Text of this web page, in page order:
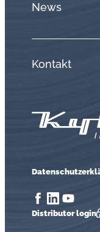
News
Kontakt
Distributor login